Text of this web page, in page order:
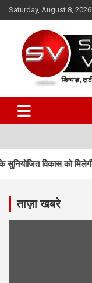
Skip
to
Saturday, August 8, 2026
Satya
को मिलेगी नई रफ्तार,
ताज़ा खबरे